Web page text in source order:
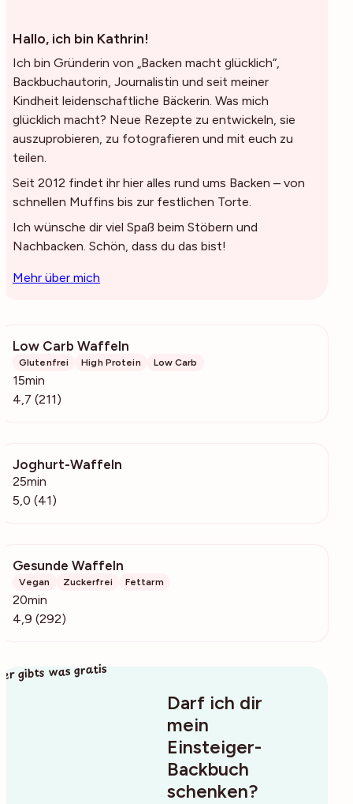
Hallo, ich bin Kathrin!
Ich bin Gründerin von „Backen macht glücklich“,
Backbuchautorin, Journalistin und seit meiner
Kindheit leidenschaftliche Bäckerin. Was mich
glücklich macht? Neue Rezepte zu entwickeln, sie
auszuprobieren, zu fotografieren und mit euch zu
teilen.
Seit 2012 findet ihr hier alles rund ums Backen – von
schnellen Muffins bis zur festlichen Torte.
Ich wünsche dir viel Spaß beim Stöbern und
Nachbacken. Schön, dass du das bist!
Mehr über mich
Low Carb Waffeln
Glutenfrei High Protein Low Carb
15min
4,7 (211)
Joghurt-Waffeln
25min
5,0 (41)
Gesunde Waffeln
Vegan Zuckerfrei Fettarm
20min
4,9 (292)
Darf ich dir
mein
Einsteiger-
Backbuch
schenken?
gibts was gratis